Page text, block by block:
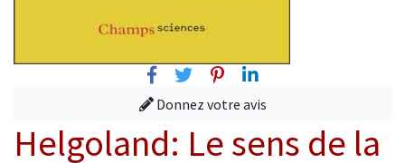
FacebookTwitterPinterest
Linkedin
Donnez votre avis
Helgoland: Le sens de la